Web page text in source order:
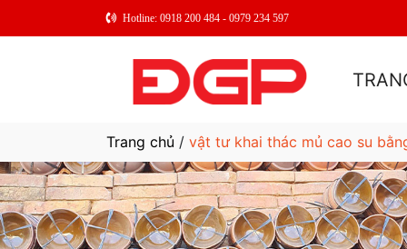
Hotline: 0918 200 484 - 0979 234 597
Trang chủ / vật tư khai thác mủ cao su